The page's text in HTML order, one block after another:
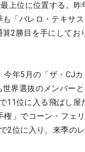
上位に位置する。
「バレロ・テキサ
2勝目を手にしてお
年5月の「ザ・CJ
界選抜のメンバー
11位に入る飛ばし屋
」でコーン・フェ
2位に入り、来季の